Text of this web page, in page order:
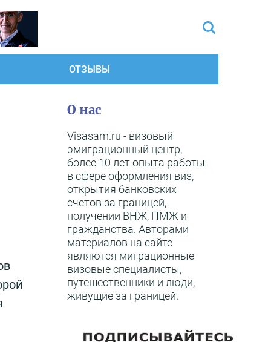
ОТЗЫВЫ
О нас
Visasam.ru - визовый
эмиграционный центр,
более 10 лет опыта работы
в сфере оформления виз,
открытия банковских
счетов за границей,
получении ВНЖ, ПМЖ и
гражданства. Авторами
материалов на сайте
являются миграционные
визовые специалисты,
путешественники и люди,
живущие за границей.